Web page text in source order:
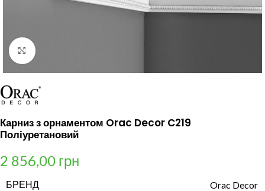
Клацніть, щоб збільшити
Карниз з орнаментом Orac Decor C219
Поліуретановий
2 856,00 грн
БРЕНД Orac Decor